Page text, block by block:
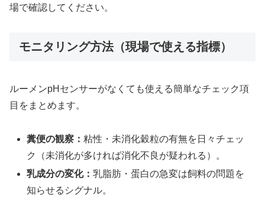
場で確認してください。
モニタリング方法（現場で使える指標）
ルーメンpHセンサーがなくても使える簡単なチェック項
目をまとめます。
糞便の観察：粘性・未消化穀粒の有無を日々チェッ
ク（未消化が多ければ消化不良が疑われる）。
乳成分の変化：乳脂肪・蛋白の急変は飼料の問題を
知らせるシグナル。